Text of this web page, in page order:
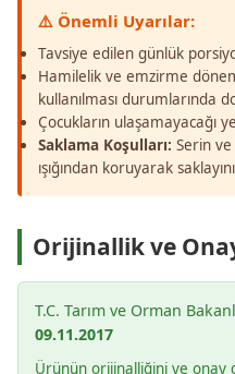
⚠️ Önemli Uyarılar:
Tavsiye edilen günlük
Hamilelik ve emzirme
kullanılması durumlarında
Çocukların ulaşamayacağı
Saklama Koşulları: Serin
ışığından koruyarak
Orijinallik ve
T.C. Tarım ve Orman
09.11.2017
Ürünün orijinalliğini ve onay